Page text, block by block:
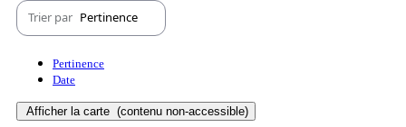
Trier par Pertinence
Pertinence
Date
Afficher la carte (contenu non-accessible)